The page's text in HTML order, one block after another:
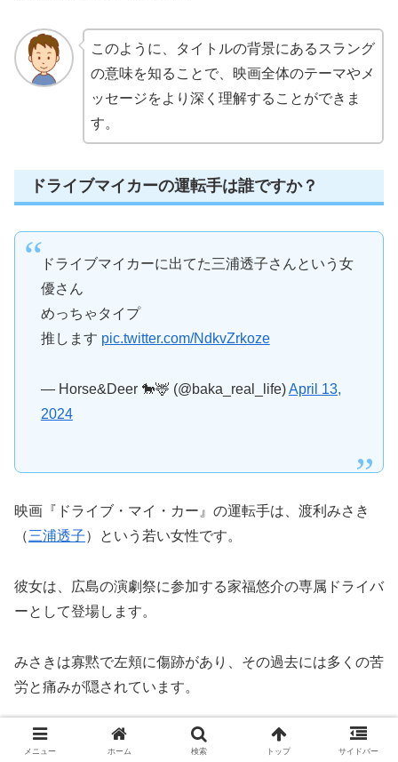
このように、タイトルの背景にあるスラング
の意味を知ることで、映画全体のテーマやメ
ッセージをより深く理解することができま
す。
ドライブマイカーの運転手は誰ですか？
ドライブマイカーに出てた三浦透子さんという女
優さん
めっちゃタイプ
推します pic.twitter.com/NdkvZrkoze
— Horse&Deer 🐎🦌 (@baka_real_life)April 13,
2024
映画『ドライブ・マイ・カー』の運転手は、渡利みさき
（三浦透子）という若い女性です。
彼女は、広島の演劇祭に参加する家福悠介の専属ドライバ
ーとして登場します。
みさきは寡黙で左頬に傷跡があり、その過去には多くの苦
労と痛みが隠されています。
みさきは優れた運転技術を持ち、家福の大切な車である赤
メニュー ホーム 検索 トップ サイドバー